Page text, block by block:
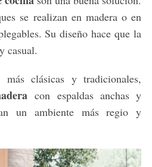
se realizan en madera o en
Su diseño hace que la
casual.
más clásicas y tradicionales,
con espaldas anchas y
un ambiente más regio y